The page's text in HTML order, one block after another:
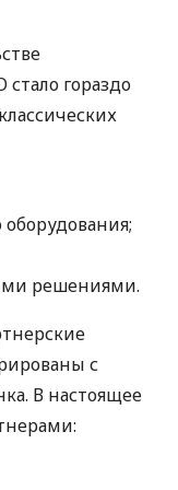
гораздо
решениями.
с
В настоящее